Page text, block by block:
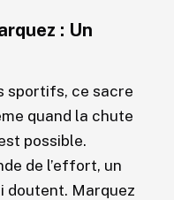
: Un
sportifs, ce sacre
quand la chute
possible.
de l’effort, un
doutent. Marquez